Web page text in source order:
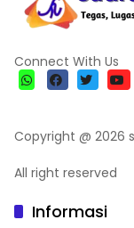
Connect With Us
Copyright @ 2026
All right reserved
Informasi